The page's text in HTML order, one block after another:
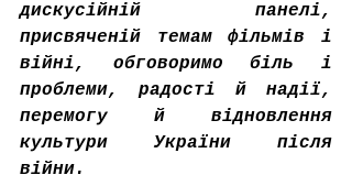
дискусійній панелі,
присвяченій темам фільмів і
війні, обговоримо біль і
проблеми, радості й надії,
перемогу й відновлення
культури України після
війни.